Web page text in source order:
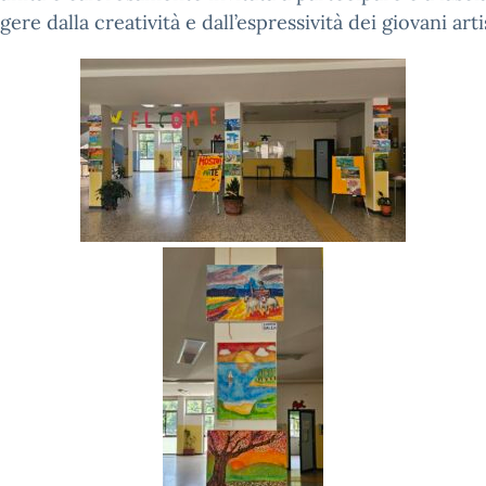
dalla creatività e dall’espressività dei giovani